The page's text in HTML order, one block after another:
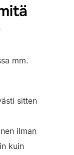
mm.
sitten
ilman
kuin